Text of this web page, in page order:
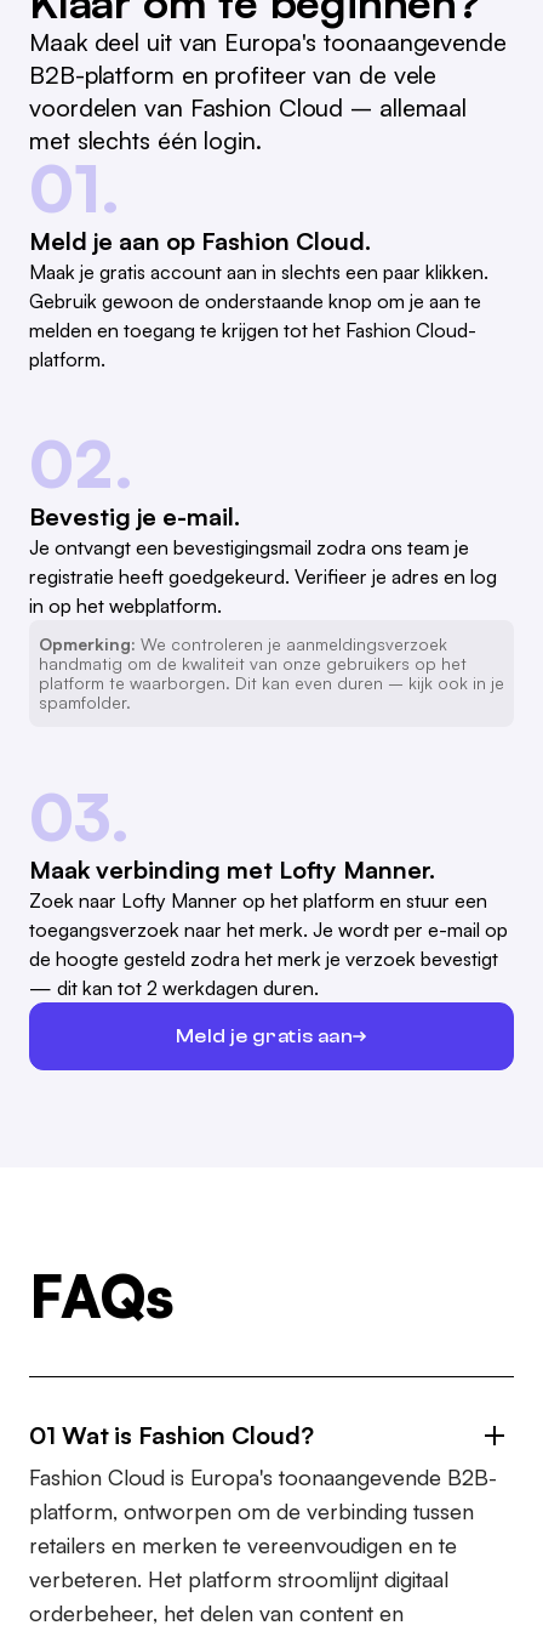
Maak deel uit van Europa's toonaangevende
B2B-platform en profiteer van de vele
voordelen van Fashion Cloud – allemaal
met slechts één login.
01.
Meld je aan op Fashion Cloud.
Maak je gratis account aan in slechts een paar klikken.
Gebruik gewoon de onderstaande knop om je aan te
melden en toegang te krijgen tot het Fashion Cloud-
platform.
02.
Bevestig je e-mail.
Je ontvangt een bevestigingsmail zodra ons team je
registratie heeft goedgekeurd. Verifieer je adres en log
in op het webplatform.
Opmerking: We controleren je aanmeldingsverzoek
handmatig om de kwaliteit van onze gebruikers op het
platform te waarborgen. Dit kan even duren – kijk ook in je
spamfolder.
03.
Maak verbinding met Lofty Manner.
Zoek naar Lofty Manner op het platform en stuur een
toegangsverzoek naar het merk. Je wordt per e-mail op
de hoogte gesteld zodra het merk je verzoek bevestigt
— dit kan tot 2 werkdagen duren.
Meld je gratis aan
FAQs
01 Wat is Fashion Cloud?
Fashion Cloud is Europa's toonaangevende B2B-
platform, ontworpen om de verbinding tussen
retailers en merken te vereenvoudigen en te
verbeteren. Het platform stroomlijnt digitaal
orderbeheer, het delen van content en